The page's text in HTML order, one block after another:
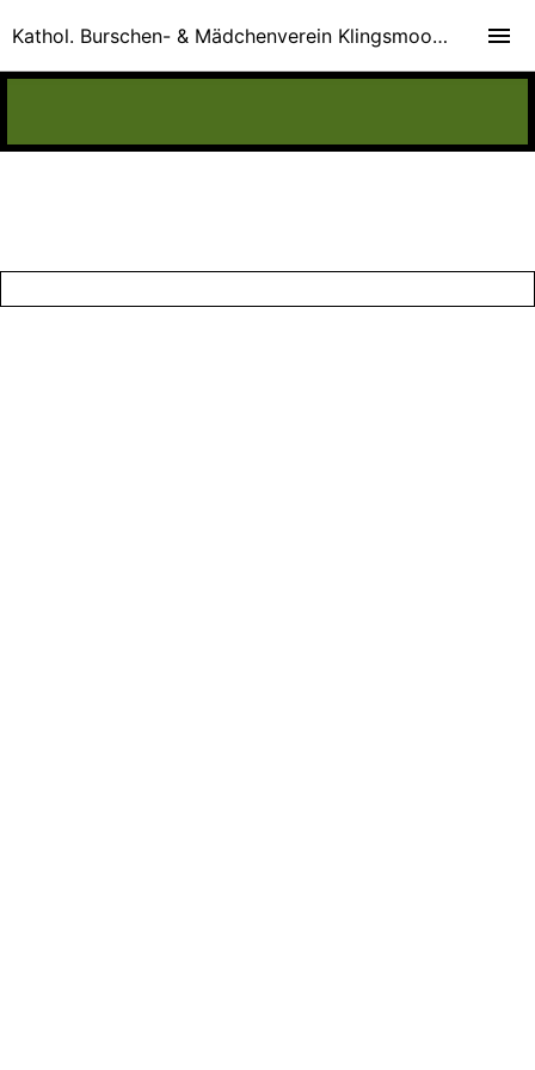
Kathol. Burschen- & Mädchenverein Klingsmoos e.V.